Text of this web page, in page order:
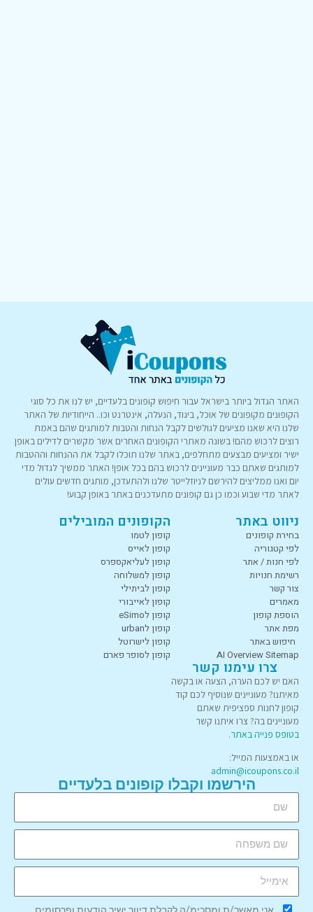
האתר הגדול ביותר בישראל עבור חיפוש קופונים בלעדיים, יש לנו את כל סוגי
הקופונים מקופונים של אוכל, ביגוד, הנעלה, אינטרנט וכו.. הייחודיות של האתר
שלנו היא שאנו מציעים לגולשים לקבל הנחות והטבות למותגים שהם באמת
רוצים לרכוש מהם! בשונה מאתרי הקופונים האחרים אשר מקשרים לדילים באופן
ישיר ומציעים מבצעים מתחלפים, באתר שלנו תוכלו לקבל את ההנחות וההטבות
למותגים שאתם כבר מעוניינים לרכוש בהם בכל אופן! האתר ממשיך לגדול מדי
יום ואנו ממליצים להירשם לניוזלייטר שלנו ולהתעדכן, מותגים חדשים עולים
לאתר מדי שבוע וכמו כן גם קופונים מתעדכנים באתר באופן קבוע!
ניווט באתר
בחירת קופונים
לפי קטגוריה
לפי חנות / אתר
רשימת חנויות
צור קשר
מאמרים
הוספת קופון
מפת אתר
חיפוש באתר
AI Overview Sitemap
הקופונים המובילים
קופון לטמו
קופון לאייס
קופון לעליאקספרס
קופון למשלוחה
קופון לביתילי
קופון לאייבורי
קופון לeSimo
קופון לurban
קופון לישרוטל
קופון לסופר פארם
צרו עימנו קשר
האם יש לכם הערה, הצעה או בקשה
מאיתנו? מעוניינים שנוסיף לכם קוד
קופון לחנות ספציפית שאתם
מעוניינים בה? צרו איתנו קשר
בטופס פנייה באתר.
או באמצעות המייל:
admin@icoupons.co.il
הירשמו וקבלו קופונים בלעדיים
אני מאשר/ת ומסכימ/ה לקבלת דיוור ישיר הודעות ופרסומים